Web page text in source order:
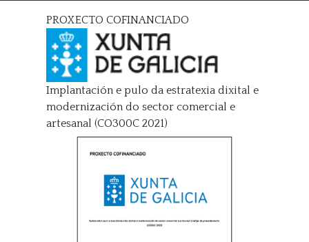
PROXECTO COFINANCIADO
Implantación e pulo da estratexia dixital e
modernización do sector comercial e
artesanal (CO300C 2021)